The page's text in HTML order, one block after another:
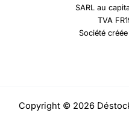
SARL au
TVA
Société
Copyright © 2026